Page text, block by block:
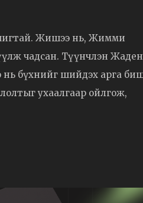
ашигтай. Жишээ нь, Жимми
чадсан. Түүнчлэн Жаден
нь бүхнийг шийдэх арга
ухаалгаар ойлгож,